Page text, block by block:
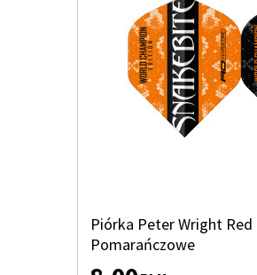
Piórka Peter Wright Red
Pomarańczowe